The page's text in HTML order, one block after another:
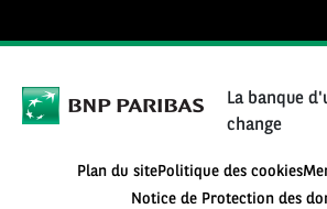
La banque
change
Plan du sitePolitique des cookies
Notice de Protection des